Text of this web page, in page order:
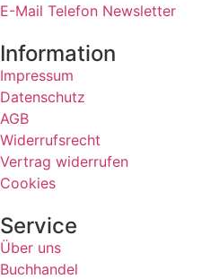
E-Mail Telefon Newsletter
Information
Impressum
Datenschutz
AGB
Widerrufsrecht
Vertrag widerrufen
Cookies
Service
Über uns
Buchhandel